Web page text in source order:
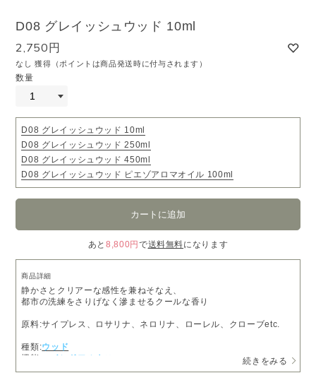
D08 グレイッシュウッド 10ml
2,750円
なし 獲得（ポイントは商品発送時に付与されます）
数量
D08 グレイッシュウッド 10ml
D08 グレイッシュウッド 250ml
D08 グレイッシュウッド 450ml
D08 グレイッシュウッド ピエゾアロマオイル 100ml
あと8,800円 で送料無料になります
商品詳細
静かさとクリアーな感性を兼ねそなえ、
都市の洗練をさりげなく滲ませるクールな香り
原料:サイプレス、ロサリナ、ネロリナ、ローレル、クローブetc.
種類:ウッド
機能:
マインドフルネス 続きをみる